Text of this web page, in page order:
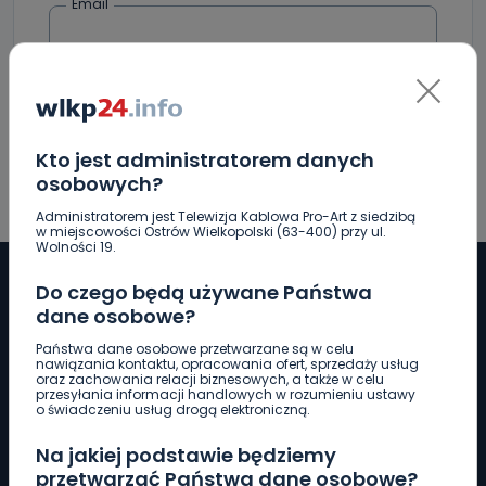
Kto jest administratorem danych
osobowych?
Administratorem jest Telewizja Kablowa Pro-Art z siedzibą
w miejscowości Ostrów Wielkopolski (63-400) przy ul.
Wolności 19.
Do czego będą używane Państwa
dane osobowe?
Państwa dane osobowe przetwarzane są w celu
nawiązania kontaktu, opracowania ofert, sprzedaży usług
oraz zachowania relacji biznesowych, a także w celu
przesyłania informacji handlowych w rozumieniu ustawy
o świadczeniu usług drogą elektroniczną.
Na jakiej podstawie będziemy
przetwarzać Państwa dane osobowe?
Email
Pobierz logotyp
LINIA INTERWENCYJNA